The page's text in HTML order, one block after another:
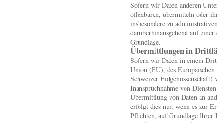
Sofern wir Daten anderen
offenbaren, übermitteln oder
insbesondere zu
darüberhinausgehend auf einer
Grundlage.
Übermittlungen in
Sofern wir Daten in einem
Union (EU), des
Schweizer
Inanspruchnahme von
Übermittlung von Daten an
erfolgt dies nur, wenn es zur
Pflichten, auf Grundlage